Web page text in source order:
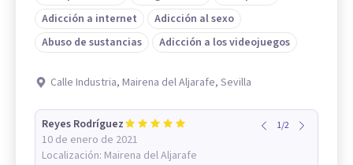
Adicción a internet
Adicción al sexo
Abuso de sustancias
Adicción a los videojuegos
Calle Industria, Mairena del Aljarafe, Sevilla
Reyes Rodríguez
10 de enero de 2021
Localización: Mairena del Aljarafe
1/2